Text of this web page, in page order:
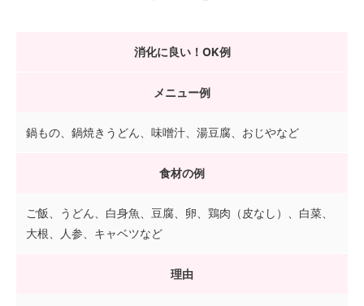
消化に良い！OK例
メニュー例
鍋もの、鍋焼きうどん、味噌汁、湯豆腐、おじやなど
食材の例
ご飯、うどん、白身魚、豆腐、卵、鶏肉（皮なし）、白菜、
大根、人参、キャベツなど
理由